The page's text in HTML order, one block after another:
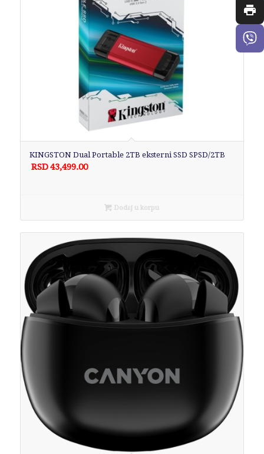
KINGSTON Dual Portable 2TB eksterni SSD SPSD/2TB
RSD43,499.00
Dodaj u korpu